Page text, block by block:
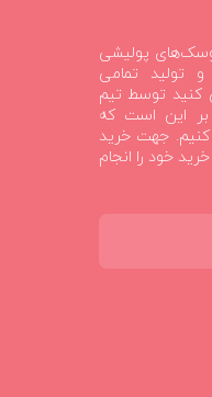
پولیشی
طراحی و تولید تمامی
کنید توسط تیم
این است که
کنیم. جهت خرید
خود را انجام